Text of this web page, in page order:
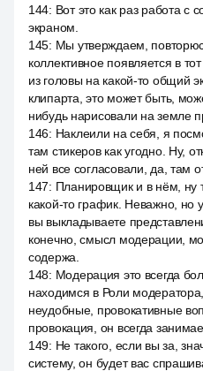
144: Вот это как раз работа с
экраном.
145: Мы утверждаем,
коллективное появляется в
из головы на какой-то общий
клипарта, это может быть,
нибудь нарисовали на земле
146: Наклеили на себя, я
там стикеров как угодно. Ну,
ней все согласовали, да, там
147: Планировщик и в нём, ну
какой-то график. Неважно, но
вы выкладываете
конечно, смысл модерации,
содержа.
148: Модерация это всегда
находимся в Роли
неудобные, провокативные
провокация, он всегда
149: Не такого, если вы за,
систему, он будет вас